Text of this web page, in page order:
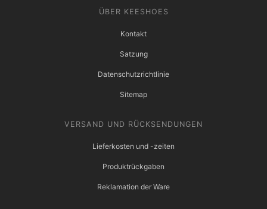
ÜBER KEESHOES
Kontakt
Satzung
Datenschutzrichtlinie
Sitemap
VERSAND UND RÜCKSENDUNGEN
Lieferkosten und -zeiten
Produktrückgaben
Reklamation der Ware